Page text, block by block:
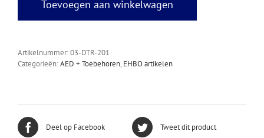
Toevoegen aan winkelwagen
Artikelnummer:03-DTR-201
Categorieën:AED + Toebehoren, EHBO artikelen
Deel op Facebook Tweet dit product